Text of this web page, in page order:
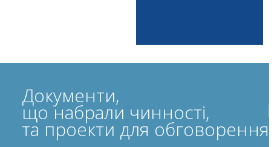
Документи,
що набрали чинності,
та проекти для обговорення